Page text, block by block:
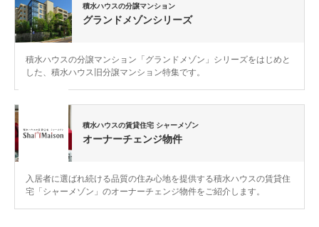
積水ハウスの分譲マンション
グランドメゾンシリーズ
積水ハウスの分譲マンション「グランドメゾン」シリーズをはじめと
した、積水ハウス旧分譲マンション特集です。
積水ハウスの賃貸住宅 シャーメゾン
オーナーチェンジ物件
入居者に選ばれ続ける品質の住み心地を提供する積水ハウスの賃貸住
宅「シャーメゾン」のオーナーチェンジ物件をご紹介します。